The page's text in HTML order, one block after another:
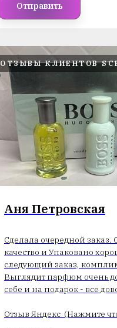
Отправить
ОТЗЫВЫ КЛИЕНТОВ
Аня Петровская
Сделала очередной заказ.
качество и Упаковано
следующий заказ,
Выглядит парфюм очень
себе и на подарок - все
Отзыв Яндекс (Нажмите